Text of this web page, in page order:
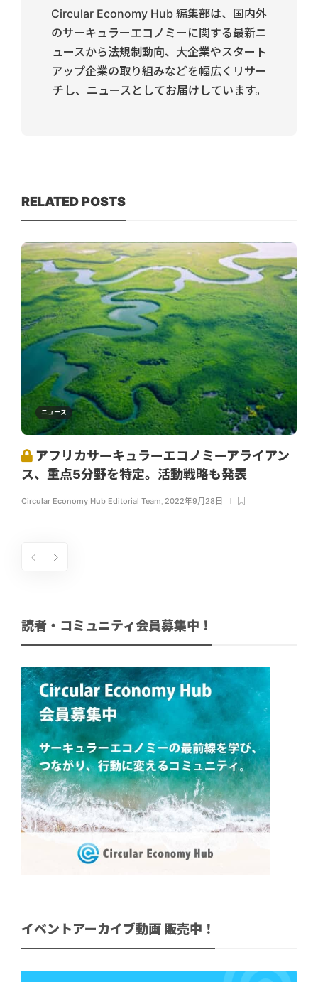
Circular Economy Hub 編集部は、国内外
のサーキュラーエコノミーに関する最新ニ
ュースから法規制動向、大企業やスタート
アップ企業の取り組みなどを幅広くリサー
チし、ニュースとしてお届けしています。
RELATED POSTS
ニュース
アフリカサーキュラーエコノミーアライアン
ス、重点5分野を特定。活動戦略も発表
Circular Economy Hub Editorial Team, 2022年9月28日
読者・コミュニティ会員募集中！
イベントアーカイブ動画 販売中！